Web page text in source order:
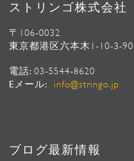
ストリンゴ株式会社
〒106-0032
東京都港区六本木1-10-3-901
電話: 03-5544-8620
Eメール: info@stringo.jp
ブログ最新情報